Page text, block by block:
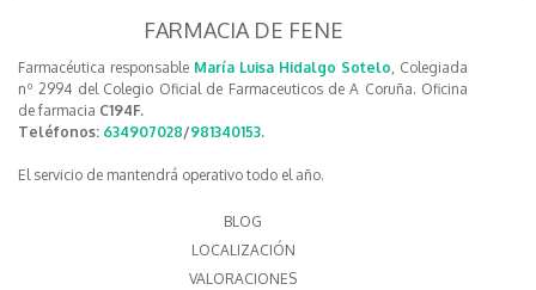
FARMACIA DE FENE
Farmacéutica responsable María Luisa Hidalgo Sotelo, Colegiada
nº 2994 del Colegio Oficial de Farmaceuticos de A Coruña. Oficina
de farmacia C194F.
Teléfonos: 634907028/981340153.
El servicio de mantendrá operativo todo el año.
BLOG
LOCALIZACIÓN
VALORACIONES